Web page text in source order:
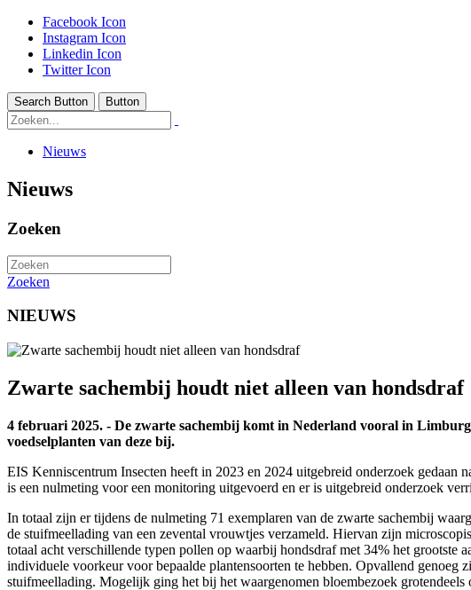
Facebook Icon
Instagram Icon
Linkedin Icon
Twitter Icon
Search Button Button
Nieuws
Nieuws
Zoeken
Zoeken
NIEUWS
Zwarte sachembij houdt niet alleen van hondsdraf
4 februari 2025. - De zwarte sachembij komt in Nederland vooral in
voedselplanten van deze bij.
EIS Kenniscentrum Insecten heeft in 2023 en 2024 uitgebreid onderzoek gedaan
is een nulmeting voor een monitoring uitgevoerd en er is uitgebreid onderzoek
In totaal zijn er tijdens de nulmeting 71 exemplaren van de zwarte sachembij
de stuifmeellading van een zevental vrouwtjes verzameld. Hiervan zijn
totaal acht verschillende typen pollen op waarbij hondsdraf met 34% het grootste
individuele voorkeur voor bepaalde plantensoorten te hebben. Opvallend genoeg
stuifmeellading. Mogelijk ging het bij het waargenomen bloembezoek grotendeels